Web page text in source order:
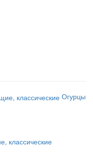
Огурцы
классические